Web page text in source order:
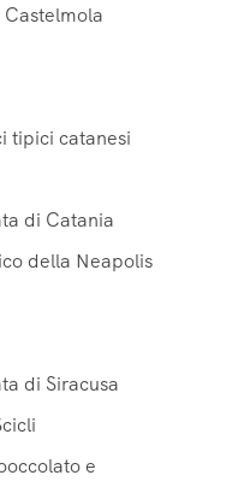
tipici catanesi
di Catania
della Neapolis
di Siracusa
e